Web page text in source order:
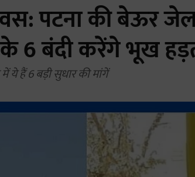
पटना की बेऊर
के 6 बंदी करेंगे भूख
ये हैं 6 बड़ी सुधार की मांगें